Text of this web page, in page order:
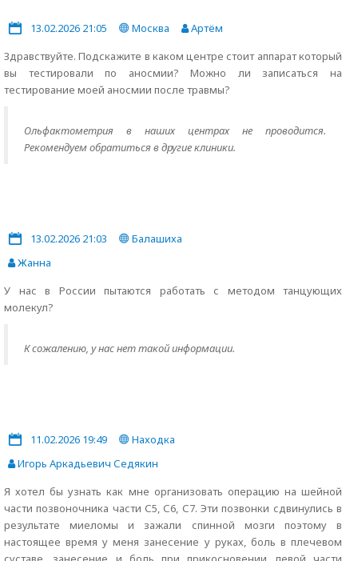
13.02.2026 21:05 Москва
Артём
Здравствуйте. Подскажите в каком центре стоит аппарат который
вы тестировали по аносмии? Можно ли записаться на
тестирование моей аносмии после травмы?
Ольфактометрия в наших центрах не проводится.
Рекомендуем обратиться в другие клиники.
13.02.2026 21:03
Балашиха
Жанна
У нас в России пытаются работать с методом танцующих
молекул?
К сожалению, у нас нет такой информации.
11.02.2026 19:49
Находка
Игорь Аркадьевич Седякин
Я хотел бы узнать как мне организовать операцию на шейной
части позвоночника части С5, С6, С7. Эти позвонки сдвинулись в
результате миеломы и зажали спинной мозги поэтому в
настоящее время у меня занесение у руках, боль в плечевом